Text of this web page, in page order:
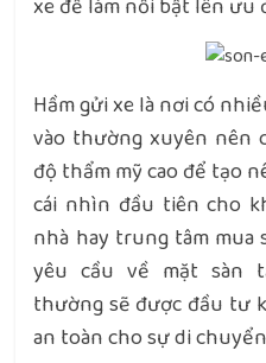
xe để làm nổi bật lên ưu
Hầm gửi xe là nơi có
vào thường xuyên nên
độ thẩm mỹ cao để tạo
cái nhìn đầu tiên cho
nhà hay trung tâm mua
yêu cầu về mặt sàn
thường sẽ được đầu tư
an toàn cho sự di